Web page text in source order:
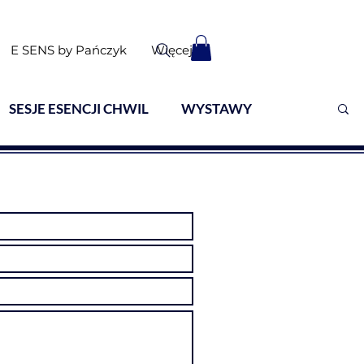
E SENS by Pańczyk Więcej
SESJE ESENCJI CHWIL WYSTAWY